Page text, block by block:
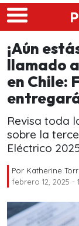
Skip to main
¡Aún
llamado
en Chile:
Revisa toda
sobre la
Eléctrico
Por Katherine
febrero 12, 2025 -